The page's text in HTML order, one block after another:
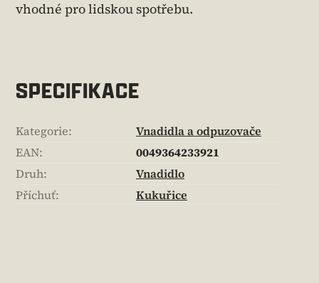
vhodné pro lidskou spotřebu.
SPECIFIKACE
Kategorie:
Vnadidla a odpuzovače
EAN:
0049364233921
Druh:
Vnadidlo
Příchuť: Kukuřice